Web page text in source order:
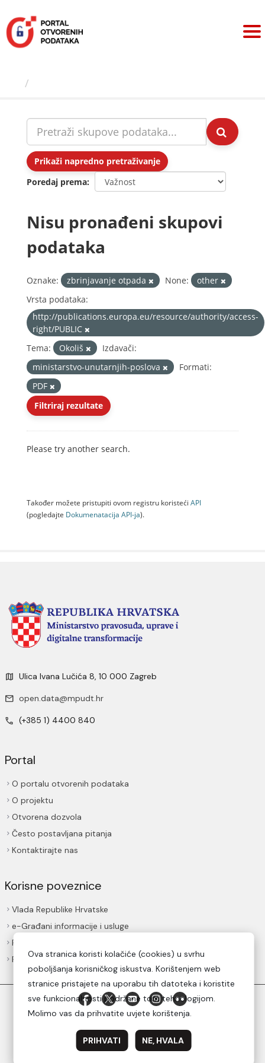
sadržaj
Prikaži napredno pretraživanje
Poredaj prema
Nisu pronađeni skupovi
podataka
Oznake: zbrinjavanje otpada None:
other
Vrsta podataka:
http://publications.europa.eu/resource/authority/access-
right/PUBLIC
Tema:
Okoliš
Izdavači:
ministarstvo-unutarnjih-poslova
Formati:
PDF
Filtriraj rezultate
Please try another search.
Također možete pristupiti ovom registru koristeći API
(pogledajte Dokumenаtаcijа API-jа).